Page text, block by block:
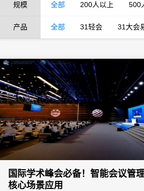
规模 全部 200人以上 500
产品 全部 31轻会 31大会
国际学术峰会必备！智能会议管
核心场景应用